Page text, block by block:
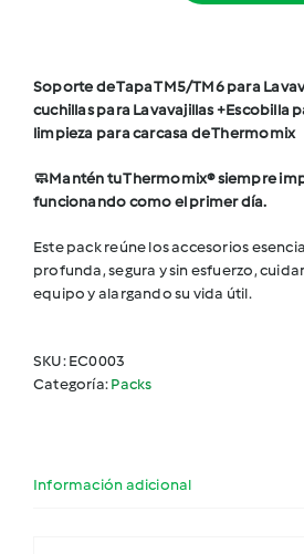
cantidad
Soporte de Tapa TM5/TM6 para
cuchillas para Lavavajillas +Escobilla
limpieza para carcasa de Thermomix
🧼Mantén tu Thermomix® siempre
funcionando como el primer día.
Este pack reúne los accesorios
profunda, segura y sin esfuerzo,
equipo y alargando su vida útil.
SKU:EC0003
Categoría:Packs
Información adicional